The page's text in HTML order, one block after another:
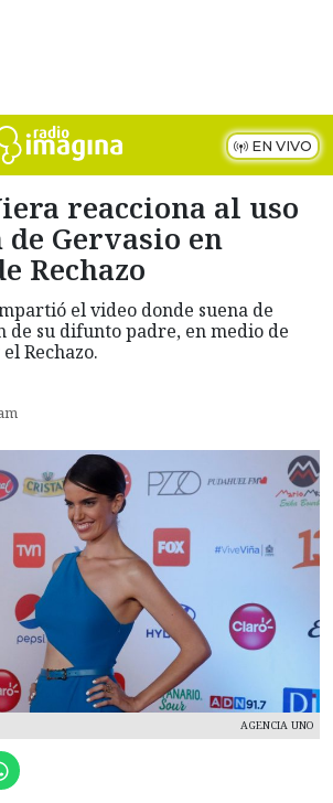
EN VIVO
reacciona al uso
de Gervasio en
Rechazo
el video donde suena de
de su difunto padre, en medio de
Rechazo.
AGENCIA UNO